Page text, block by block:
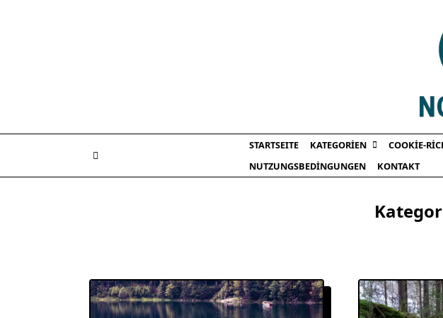
STARTSEITE KATEGORIEN COOKIE-
NUTZUNGSBEDINGUNGEN
KONTAKT